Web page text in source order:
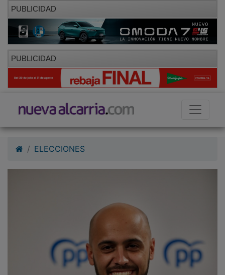
PUBLICIDAD
PUBLICIDAD